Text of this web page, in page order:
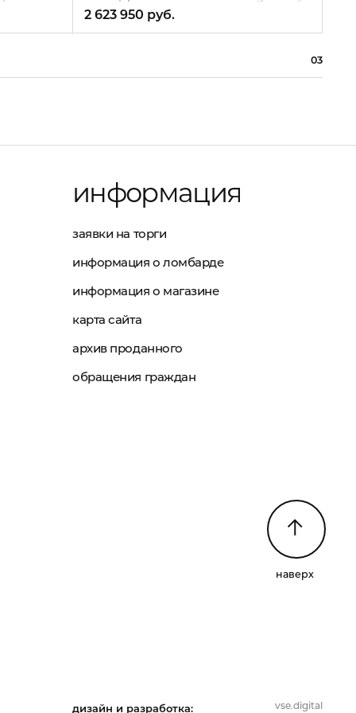
2 623 950 руб.
03
информация
заявки на торги
информация о ломбарде
информация о магазине
карта сайта
архив проданного
обращения граждан
наверх
дизайн и разработка: vse.digital